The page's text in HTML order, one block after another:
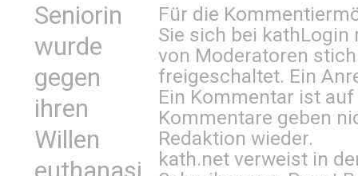
Seniorin
wurde
gegen
ihren
Willen
Für die
Sie sich bei kathLogin
von Moderatoren
freigeschaltet. Ein
Ein Kommentar ist
Kommentare geben
Redaktion wieder.
kath.net verweist in